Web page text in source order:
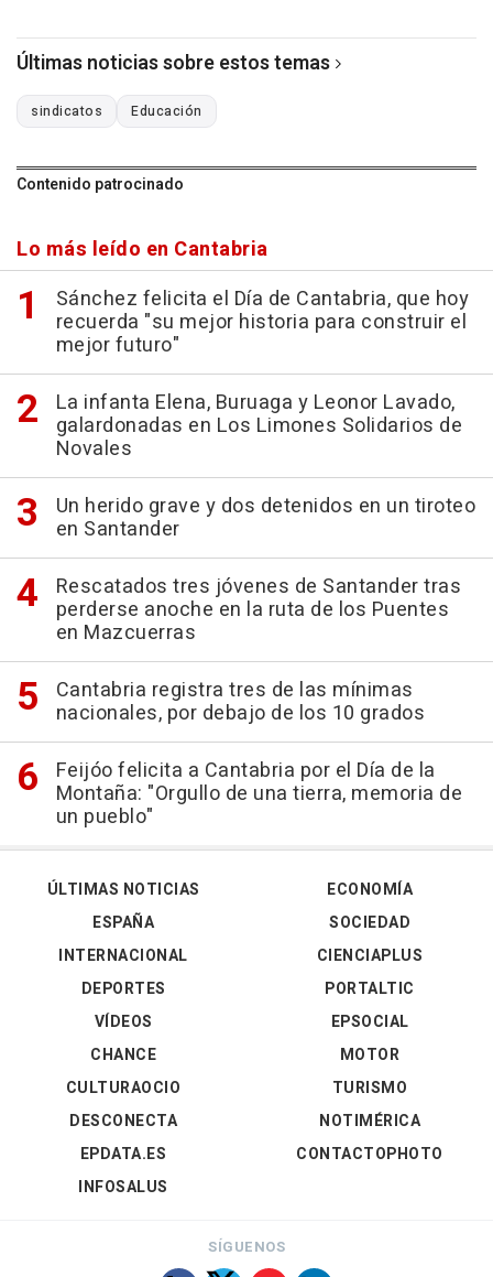
Últimas noticias sobre estos temas
sindicatos Educación
Contenido patrocinado
Lo más leído en Cantabria
Sánchez felicita el Día de Cantabria, que hoy
recuerda "su mejor historia para construir el
mejor futuro"
La infanta Elena, Buruaga y Leonor Lavado,
galardonadas en Los Limones Solidarios de
Novales
Un herido grave y dos detenidos en un tiroteo
en Santander
Rescatados tres jóvenes de Santander tras
perderse anoche en la ruta de los Puentes
en Mazcuerras
Cantabria registra tres de las mínimas
nacionales, por debajo de los 10 grados
Feijóo felicita a Cantabria por el Día de la
Montaña: "Orgullo de una tierra, memoria de
un pueblo"
ÚLTIMAS NOTICIAS
ESPAÑA
INTERNACIONAL
DEPORTES
VÍDEOS
ECONOMÍA
SOCIEDAD
CIENCIAPLUS
PORTALTIC
EPSOCIAL
CHANCE
CULTURAOCIO
DESCONECTA
EPDATA.ES
INFOSALUS
MOTOR
TURISMO
NOTIMÉRICA
CONTACTOPHOTO
SÍGUENOS